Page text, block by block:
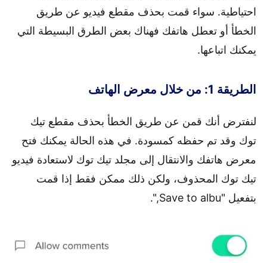
احتياطية. سواء قمت بحذف مقطع فيديو عن طريق
الخطأ أو تعطل هاتفك فهناك بعض الطرق البسيطة التي
يمكنك اتباعها.
الطريقة 1: من خلال معرض الهاتف
لنفترض أنك قمن عن طريق الخطأ بحذف مقطع تيك
توك وقد تم حفظه كمسودة. في هذه الحالة يمكنك فتح
معرض هاتفك والانتقال إلى مجلد تيك توك لاستعادة فيديو
تيك توك المحذوف، ولكن ذلك ممكن فقط إذا قمت
بتفعيل "Save to albu,".